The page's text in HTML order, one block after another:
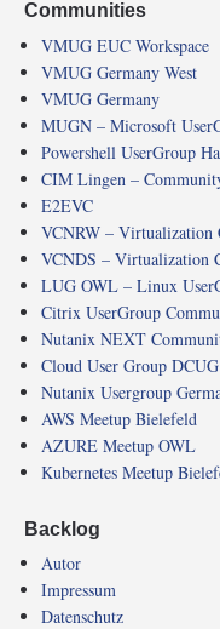
Communities
VMUG EUC Workspace
VMUG Germany West
VMUG Germany
MUGN – Microsoft
Powershell UserGroup
CIM Lingen –
E2EVC
VCNRW – Virtualization
VCNDS – Virtualization
LUG OWL – Linux
Citrix UserGroup
Nutanix NEXT
Cloud User Group DCUG
Nutanix Usergroup
AWS Meetup Bielefeld
AZURE Meetup OWL
Kubernetes Meetup
Backlog
Autor
Impressum
Datenschutz